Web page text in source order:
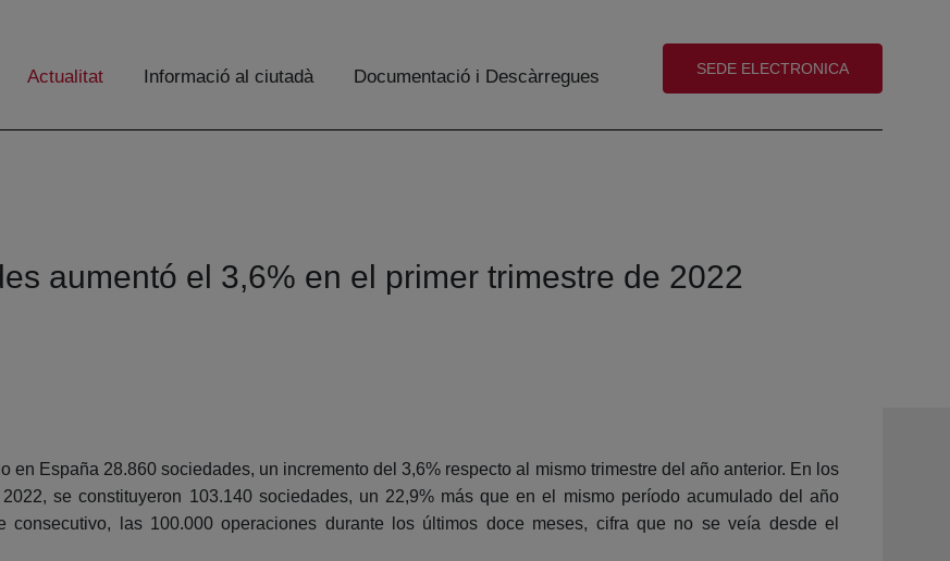
Actualitat Informació al ciutadà Documentació i Descàrregues (abre en nueva ventana)
SEDE ELECTRONICA
aumentó el 3,6% en el primer trimestre de 2022
en España 28.860 sociedades, un incremento del 3,6% respecto al mismo trimestre del año anterior. En los
se constituyeron 103.140 sociedades, un 22,9% más que en el mismo período acumulado del año
consecutivo, las 100.000 operaciones durante los últimos doce meses, cifra que no se veía desde el